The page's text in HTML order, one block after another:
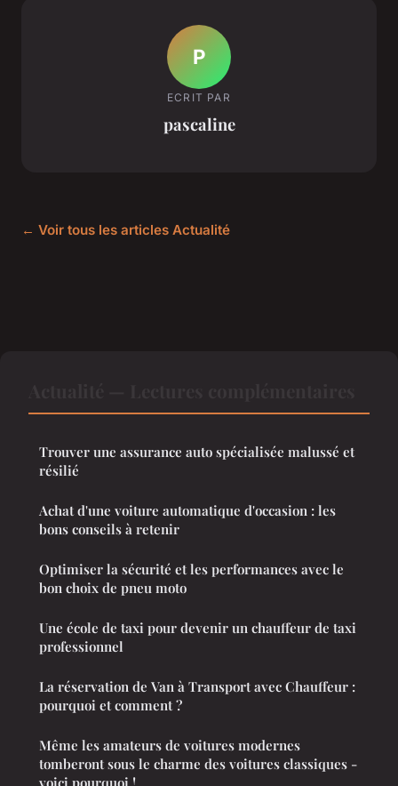
P
ECRIT PAR
pascaline
← Voir tous les articles Actualité
Trouver une assurance auto spécialisée malussé et
résilié
Achat d'une voiture automatique d'occasion : les
bons conseils à retenir
Optimiser la sécurité et les performances avec le
bon choix de pneu moto
Une école de taxi pour devenir un chauffeur de taxi
professionnel
La réservation de Van à Transport avec Chauffeur :
pourquoi et comment ?
Même les amateurs de voitures modernes
tomberont sous le charme des voitures classiques -
voici pourquoi !